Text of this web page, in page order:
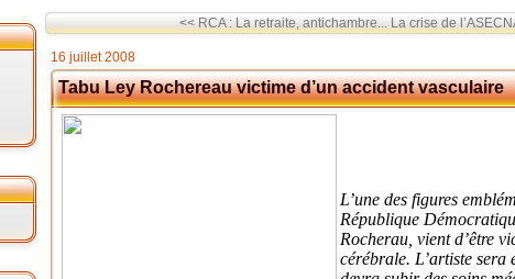
<< RCA : La retraite, antichambre... La crise de
16 juillet 2008
Tabu Ley Rochereau victime d’un accident vasculaire
L’une des figures
République
Rocherau, vient d’être
cérébrale. L’artiste sera